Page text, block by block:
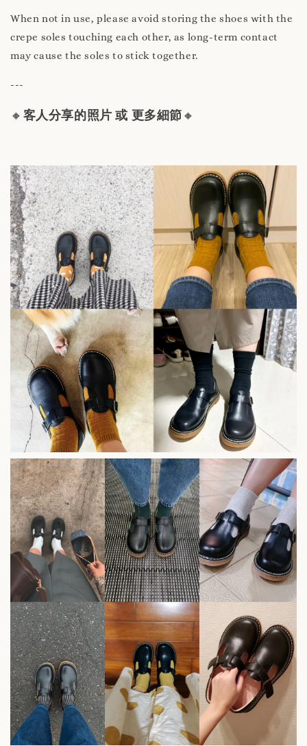
When not in use, please avoid storing the shoes with the
crepe soles touching each other, as long-term contact
may cause the soles to stick together.
---
🔸 客人分享的照片 或 更多細節 🔸